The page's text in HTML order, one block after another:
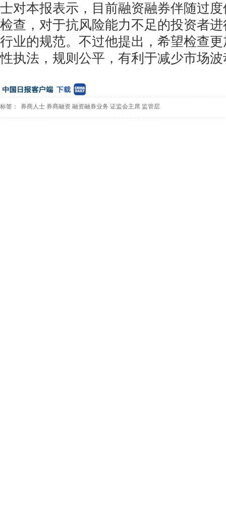
士对本报表示，目前融资融券伴随过
检查，对于抗风险能力不足的投资者
行业的规范。不过他提出，希望检查
性执法，规则公平，有利于减少市场
标签： 券商人士 券商融资 融资融券业务 证监会主席 监管层